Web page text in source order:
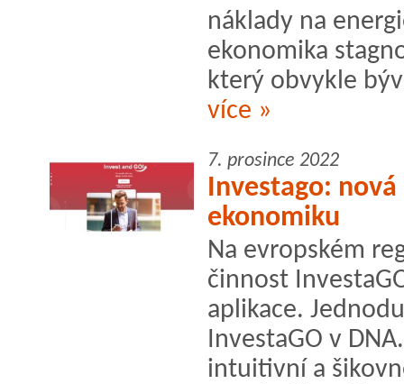
náklady na
ekonomika
který obvykle
více »
7. prosince 2022
Investago:
ekonomiku
Na evropském
činnost
aplikace.
InvestaGO v
intuitivní a